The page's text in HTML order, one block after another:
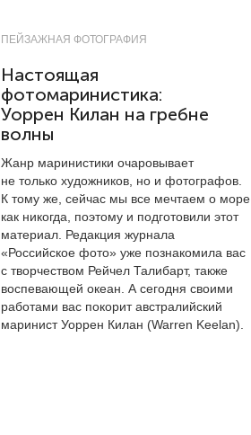
ПЕЙЗАЖНАЯ ФОТОГРАФИЯ
Настоящая
фотомаринистика:
Уоррен Килан на гребне
волны
Жанр маринистики очаровывает
не только художников, но и фотографов.
К тому же, сейчас мы все мечтаем о море
как никогда, поэтому и подготовили этот
материал. Редакция журнала
«Российское фото» уже познакомила вас
с творчеством Рейчел Талибарт, также
воспевающей океан. А сегодня своими
работами вас покорит австралийский
маринист Уоррен Килан (Warren Keelan).